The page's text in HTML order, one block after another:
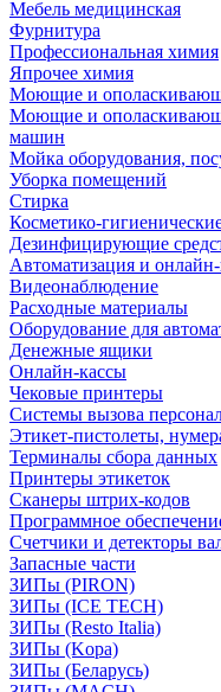
Мебель медицинская
Фурнитура
Профессиональная химия
Япрочее химия
Моющие и
Моющие и
машин
Мойка оборудования,
Уборка помещений
Стирка
Косметико-
Дезинфицирующие
Автоматизация и
Видеонаблюдение
Расходные материалы
Оборудование для
Денежные ящики
Онлайн-кассы
Чековые принтеры
Системы вызова
Этикет-пистолеты,
Терминалы сбора данных
Принтеры этикеток
Сканеры штрих-кодов
Программное
Счетчики и детекторы
Запасные части
ЗИПы (PIRON)
ЗИПы (ICE TECH)
ЗИПы (Resto Italia)
ЗИПы (Kopa)
ЗИПы (Беларусь)